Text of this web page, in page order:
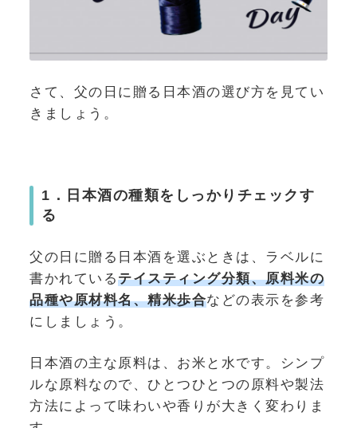
さて、父の日に贈る日本酒の選び方を見てい
きましょう。
1．日本酒の種類をしっかりチェックす
る
父の日に贈る日本酒を選ぶときは、ラベルに
書かれているテイスティング分類、原料米の
品種や原材料名、精米歩合などの表示を参考
にしましょう。
日本酒の主な原料は、お米と水です。シンプ
ルな原料なので、ひとつひとつの原料や製法
方法によって味わいや香りが大きく変わりま